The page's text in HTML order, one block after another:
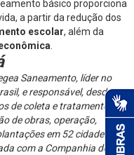
básico proporciona
a partir da redução dos
escolar, além da
Saneamento, líder no
e responsável, desde
de coleta e tratamento de
de obras, operação,
em 52 cidades do
com a Companhia de